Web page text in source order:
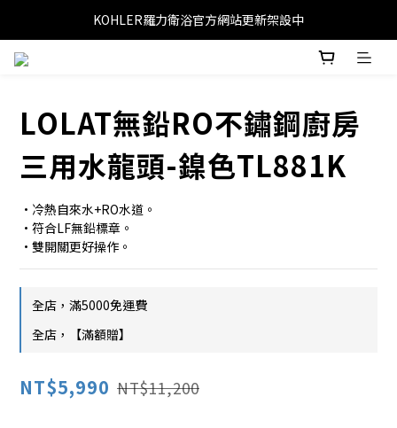
KOHLER羅力衛浴官方網站更新架設中
LOLAT無鉛RO不鏽鋼廚房
三用水龍頭-鎳色TL881K
•冷熱自來水+RO水道。
•符合LF無鉛標章。
•雙開關更好操作。
全店，滿5000免運費
全店，【滿額贈】
NT$5,990 NT$11,200